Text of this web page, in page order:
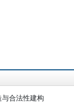
合法性建构